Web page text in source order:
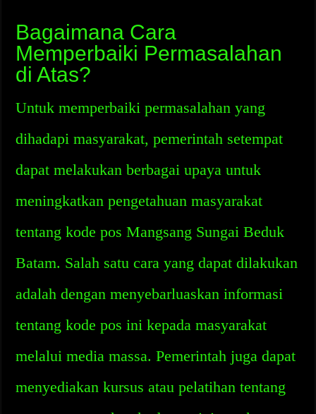
Bagaimana Cara
Memperbaiki Permasalahan
di Atas?
Untuk memperbaiki permasalahan yang
dihadapi masyarakat, pemerintah setempat
dapat melakukan berbagai upaya untuk
meningkatkan pengetahuan masyarakat
tentang kode pos Mangsang Sungai Beduk
Batam. Salah satu cara yang dapat dilakukan
adalah dengan menyebarluaskan informasi
tentang kode pos ini kepada masyarakat
melalui media massa. Pemerintah juga dapat
menyediakan kursus atau pelatihan tentang